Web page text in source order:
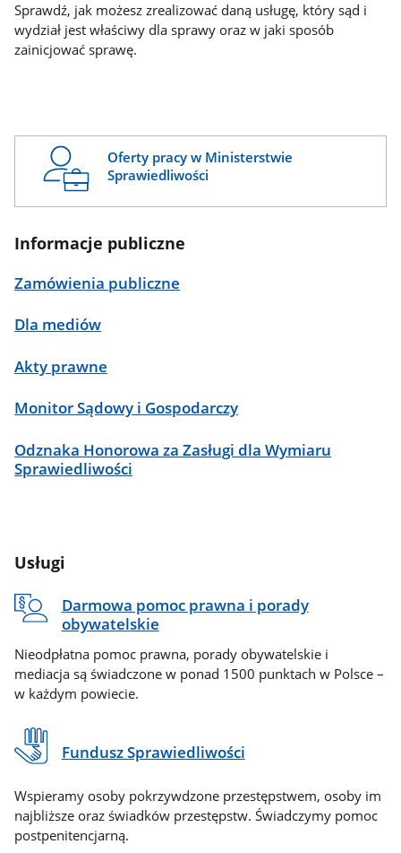
Sprawdź, jak możesz zrealizować daną usługę, który sąd i
wydział jest właściwy dla sprawy oraz w jaki sposób
zainicjować sprawę.
Oferty pracy w Ministerstwie
Sprawiedliwości
Informacje publiczne
Zamówienia publiczne
Dla mediów
Akty prawne
Monitor Sądowy i Gospodarczy
Odznaka Honorowa za Zasługi dla Wymiaru
Sprawiedliwości
Usługi
Darmowa pomoc prawna i porady
obywatelskie
Nieodpłatna pomoc prawna, porady obywatelskie i
mediacja są świadczone w ponad 1500 punktach w Polsce –
w każdym powiecie.
Fundusz Sprawiedliwości
Wspieramy osoby pokrzywdzone przestępstwem, osoby im
najbliższe oraz świadków przestępstw. Świadczymy pomoc
postpenitencjarną.